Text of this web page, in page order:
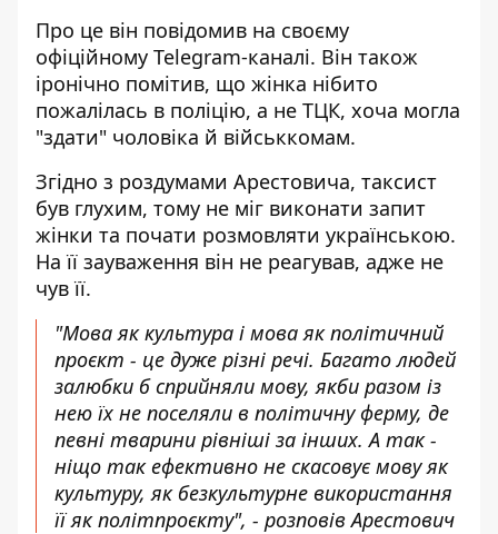
Про це він повідомив на своєму
офіційному Telegram-каналі. Він також
іронічно помітив, що жінка нібито
пожалілась в поліцію, а не ТЦК, хоча могла
"здати" чоловіка й військкомам.
Згідно з роздумами Арестовича, таксист
був глухим, тому не міг виконати запит
жінки та почати розмовляти українською.
На її зауваження він не реагував, адже не
чув її.
"Мова як культура і мова як політичний
проєкт - це дуже різні речі. Багато людей
залюбки б сприйняли мову, якби разом із
нею їх не поселяли в політичну ферму, де
певні тварини рівніші за інших. А так -
ніщо так ефективно не скасовує мову як
культуру, як безкультурне використання
її як політпроєкту", - розповів Арестович